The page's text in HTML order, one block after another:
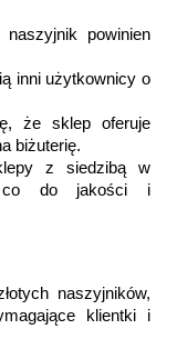
powinien
inni użytkownicy o
że sklep oferuje
biżuterię.
z siedzibą w
co do jakości i
naszyjników,
klientki i